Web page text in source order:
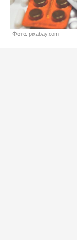
Фото: pixabay.com